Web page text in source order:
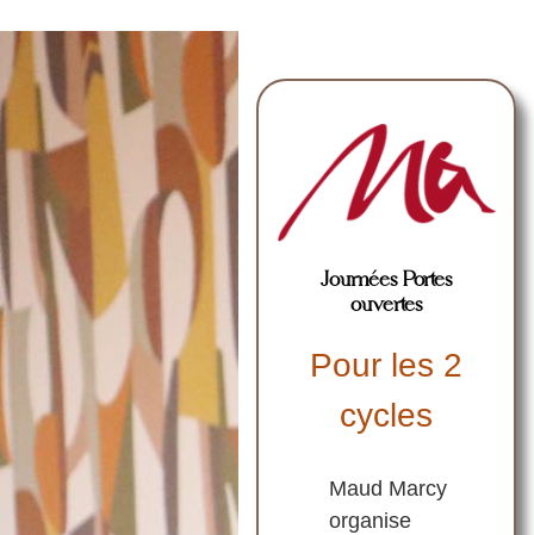
Journées Portes
ouvertes
Pour les 2
cycles
Maud Marcy
organise